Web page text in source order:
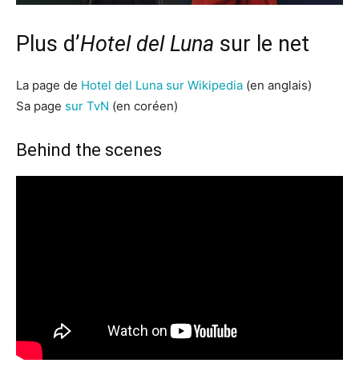
Plus d’Hotel del Luna sur le net
La page de Hotel del Luna sur Wikipedia (en anglais)
Sa page sur TvN (en coréen)
Behind the scenes